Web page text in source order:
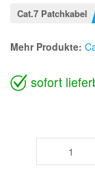
Cat.7 Patchkabel
Mehr Produkte:
sofort